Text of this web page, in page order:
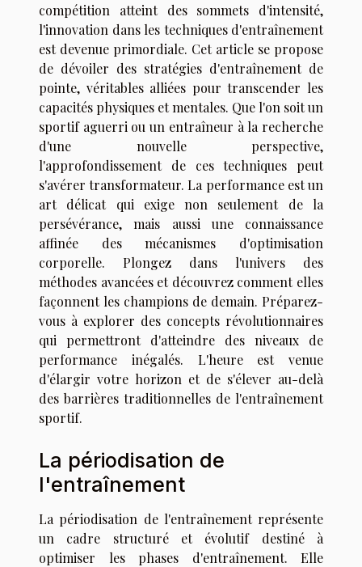
compétition atteint des sommets d'intensité,
l'innovation dans les techniques d'entraînement
est devenue primordiale. Cet article se propose
de dévoiler des stratégies d'entraînement de
pointe, véritables alliées pour transcender les
capacités physiques et mentales. Que l'on soit un
sportif aguerri ou un entraîneur à la recherche
d'une nouvelle perspective,
l'approfondissement de ces techniques peut
s'avérer transformateur. La performance est un
art délicat qui exige non seulement de la
persévérance, mais aussi une connaissance
affinée des mécanismes d'optimisation
corporelle. Plongez dans l'univers des
méthodes avancées et découvrez comment elles
façonnent les champions de demain. Préparez-
vous à explorer des concepts révolutionnaires
qui permettront d'atteindre des niveaux de
performance inégalés. L'heure est venue
d'élargir votre horizon et de s'élever au-delà
des barrières traditionnelles de l'entraînement
sportif.
La périodisation de
l'entraînement
La périodisation de l'entraînement représente
un cadre structuré et évolutif destiné à
optimiser les phases d'entraînement. Elle